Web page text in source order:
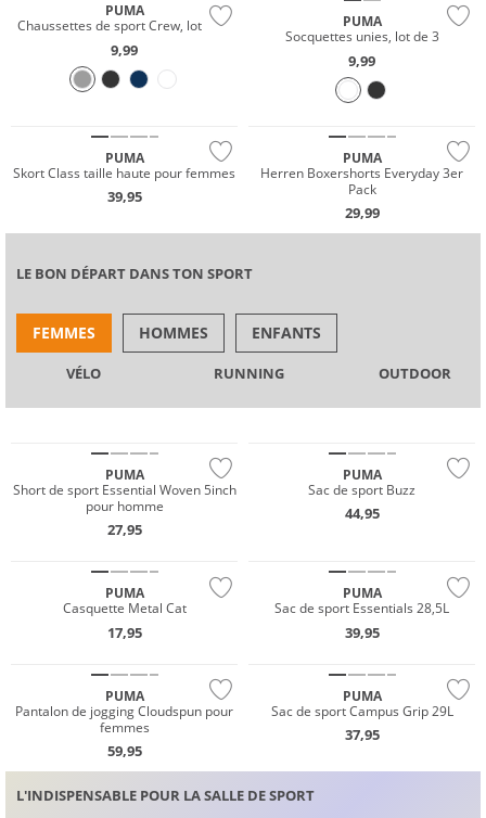
PUMA
Chaussettes de sport Crew, lot de 3
9,99
PUMA
Socquettes unies, lot de 3
9,99
PUMA
Skort Class taille haute pour femmes
39,95
PUMA
Herren Boxershorts Everyday 3er
Pack
29,99
LE BON DÉPART DANS TON SPORT
FEMMES HOMMES ENFANTS
VÉLO RUNNING OUTDOOR
PUMA
Short de sport Essential Woven 5inch
pour homme
27,95
PUMA
Sac de sport Buzz
44,95
PUMA
Casquette Metal Cat
17,95
PUMA
Sac de sport Essentials 28,5L
39,95
PUMA
Pantalon de jogging Cloudspun pour
femmes
59,95
PUMA
Sac de sport Campus Grip 29L
37,95
L'INDISPENSABLE POUR LA SALLE DE SPORT